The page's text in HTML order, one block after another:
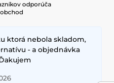
odporúča
ktorá nebola skladom,
- a objednávka